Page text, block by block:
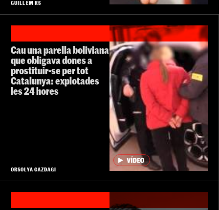
GUILLEM RS
Cau una parella boliviana
que obligava dones a
prostituir-se per tot
Catalunya: explotades
les 24 hores
ORSOLYA GAZDAGI